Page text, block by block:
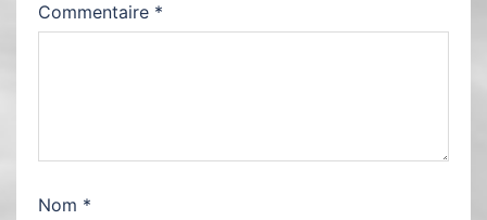
Commentaire *
Nom *